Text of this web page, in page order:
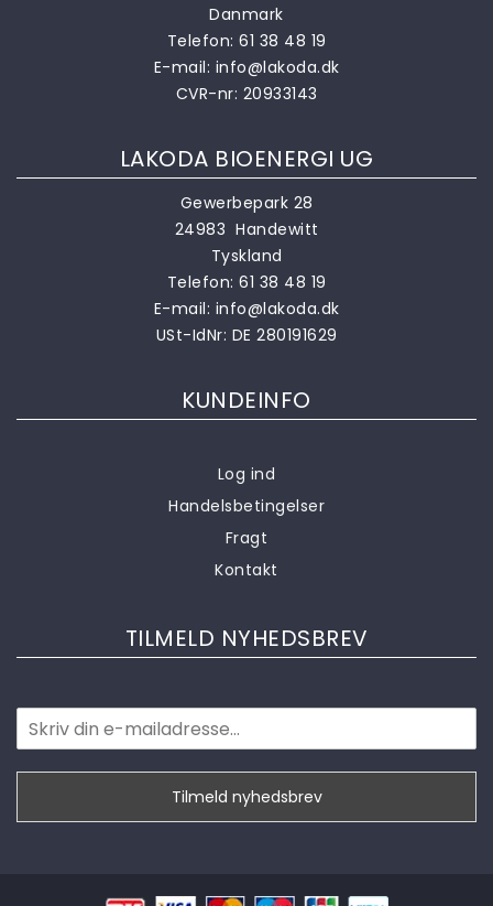
Danmark
Telefon: 61 38 48 19
E-mail: info@lakoda.dk
CVR-nr: 20933143
LAKODA BIOENERGI UG
Gewerbepark 28
24983 Handewitt
Tyskland
Telefon: 61 38 48 19
E-mail: info@lakoda.dk
USt-IdNr: DE 280191629
KUNDEINFO
Log ind
Handelsbetingelser
Fragt
Kontakt
TILMELD NYHEDSBREV
Tilmeld nyhedsbrev